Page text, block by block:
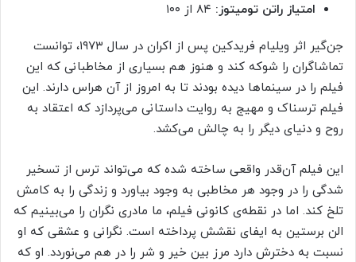
امتیاز راتن تومیتوز:
جن‌گیر اثر ویلیام فریدکین پس از اکران در سال ۱۹۷۳، توانست
تماشاگران را شوکه کند و هنوز هم بسیاری از مخاطبانی که این
فیلم را در سینماها دیده بودند تا به امروز از آن هراس دارند. این
فیلم ترسناک و مهیج به روایت داستانی می‌پردازد که اعتقاد به
روح و دنیای دیگر را به چالش می‌کشد.
این فیلم آن‌قدر واقعی ساخته شده که می‌تواند ترس از تسخیر
شدگی را در وجود هر مخاطبی به وجود بیاورد و زندگی را به کامش
تلخ کند. اما در نقطه‌ی کانونی فیلم، ما مادری نگران را می‌بینیم که
الن برستین به ایفای نقشش پرداخته است. نگرانی و عشقی که او
نسبت به دخترش دارد مرز بین خیر و شر را در هم می‌نوردد. او که